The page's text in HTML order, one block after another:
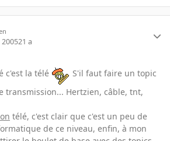
200521 a
c'est la télé
S'il faut faire un topic
transmission... Hertzien, câble, tnt,
télé, c'est clair que c'est un peu de
de ce niveau, enfin, à mon